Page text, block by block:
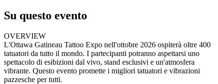
Su questo evento
OVERVIEW
L'Ottawa Gatineau Tattoo Expo nell'ottobre 2026 ospiterà oltre 400
tatuatori da tutto il mondo. I partecipanti potranno aspettarsi uno
spettacolo di esibizioni dal vivo, stand esclusivi e un'atmosfera
vibrante. Questo evento promette i migliori tatuatori e vibrazioni
pazzesche per tutti.